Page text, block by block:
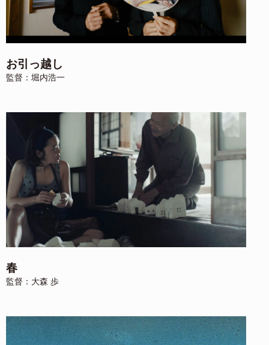
お引っ越し
監督：堀内浩一
春
監督：大森 歩